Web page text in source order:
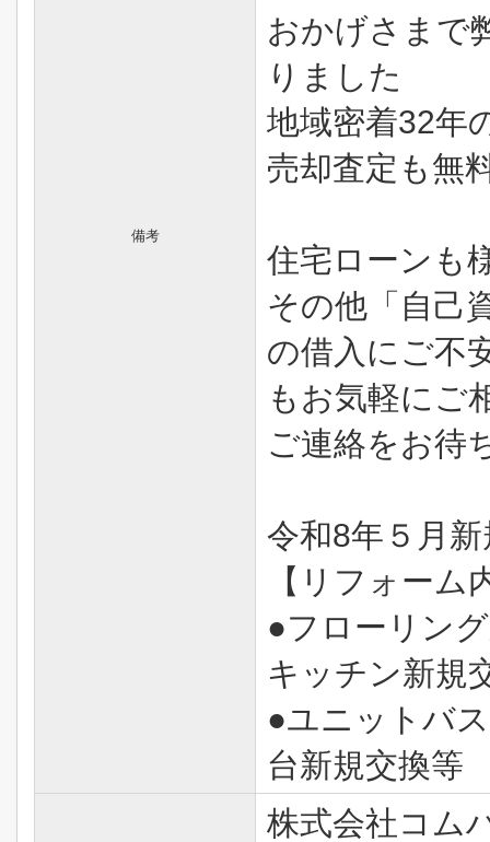
備考
おかげさまで
りました
地域密着32年
売却査定も無
住宅ローンも
その他「自己
の借入にご不
もお気軽にご
ご連絡をお待
令和8年５月
【リフォーム
●フローリン
キッチン新規
●ユニットバ
台新規交換等
株式会社コム